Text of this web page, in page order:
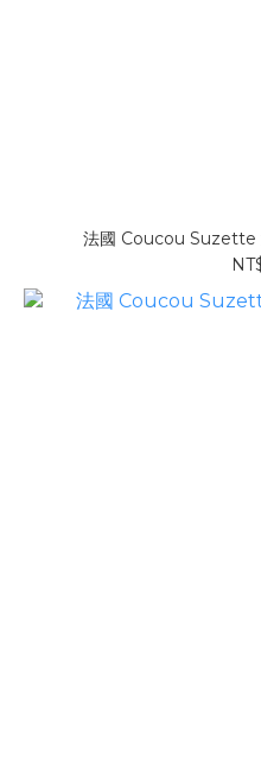
法國 Coucou Suzette